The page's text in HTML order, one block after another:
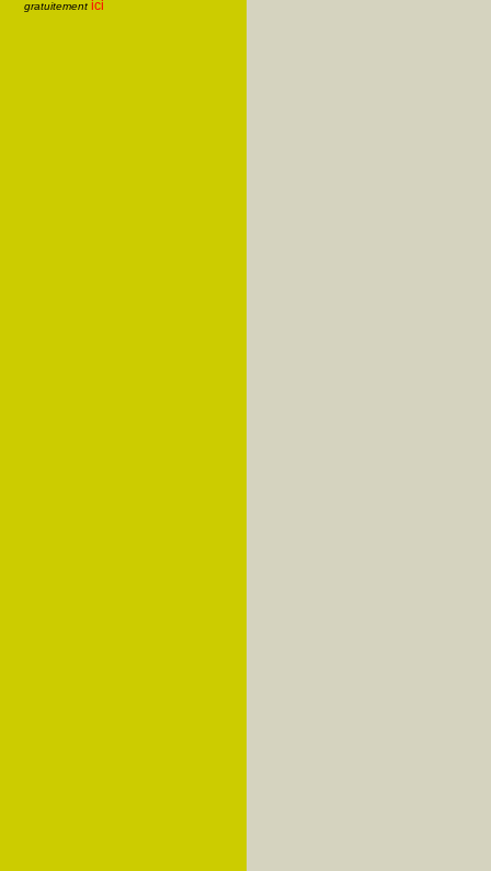
gratuitement ici